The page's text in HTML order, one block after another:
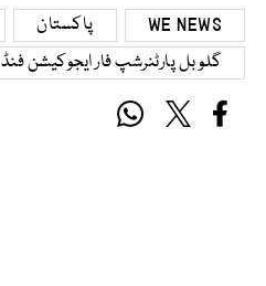
WE NEWS پاکستان
گلوبل پارٹنرشپ فار ایجوکیشن فنڈ